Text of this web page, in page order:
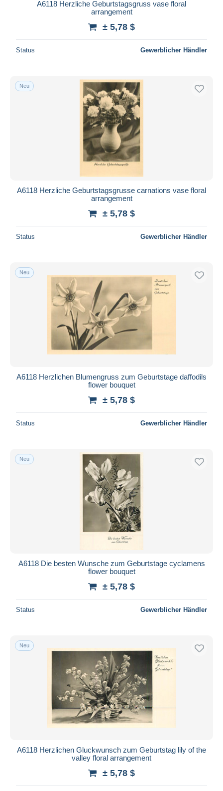
A6118 Herzliche Geburtstagsgruss vase floral
arrangement
± 5,78 $
Status Gewerblicher Händler
Neu
A6118 Herzliche Geburtstagsgrusse carnations vase floral
arrangement
± 5,78 $
Status Gewerblicher Händler
Neu
A6118 Herzlichen Blumengruss zum Geburtstage daffodils
flower bouquet
± 5,78 $
Status Gewerblicher Händler
Neu
A6118 Die besten Wunsche zum Geburtstage cyclamens
flower bouquet
± 5,78 $
Status Gewerblicher Händler
Neu
A6118 Herzlichen Gluckwunsch zum Geburtstag lily of the
valley floral arrangement
± 5,78 $